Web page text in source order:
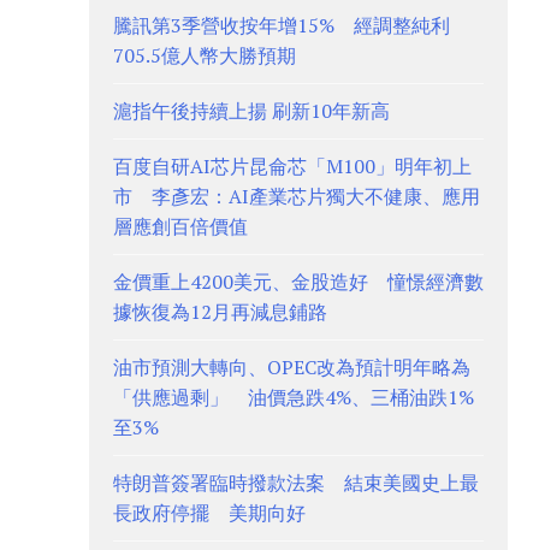
騰訊第3季營收按年增15% 經調整純利
705.5億人幣大勝預期
滬指午後持續上揚 刷新10年新高
百度自研AI芯片昆侖芯「M100」明年初上
市 李彥宏：AI產業芯片獨大不健康、應用
層應創百倍價值
金價重上4200美元、金股造好 憧憬經濟數
據恢復為12月再減息鋪路
油市預測大轉向、OPEC改為預計明年略為
「供應過剩」 油價急跌4%、三桶油跌1%
至3%
特朗普簽署臨時撥款法案 結束美國史上最
長政府停擺 美期向好